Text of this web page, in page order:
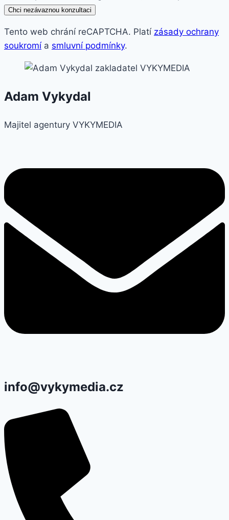
Chci nezávaznou konzultaci
Tento web chrání reCAPTCHA. Platí zásady ochrany
soukromía smluvní podmínky.
Adam Vykydal
Majitel agentury VYKYMEDIA
info@vykymedia.cz